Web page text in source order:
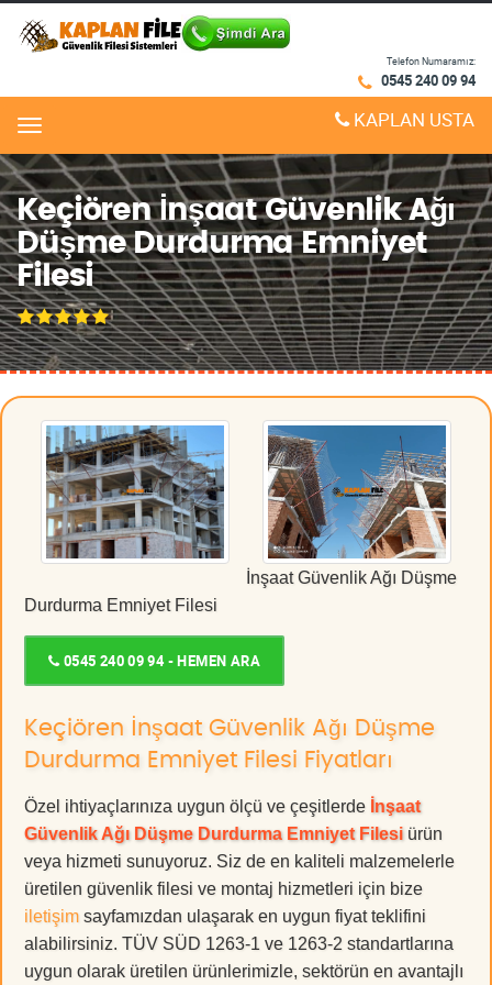
Telefon Numaramız:
0545 240 09 94
Menu KAPLAN USTA
Keçiören İnşaat Güvenlik Ağı
Düşme Durdurma Emniyet
Filesi
İnşaat Güvenlik Ağı Düşme
Durdurma Emniyet Filesi
0545 240 09 94 - HEMEN ARA
Keçiören İnşaat Güvenlik Ağı Düşme
Durdurma Emniyet Filesi Fiyatları
Özel ihtiyaçlarınıza uygun ölçü ve çeşitlerde İnşaat
Güvenlik Ağı Düşme Durdurma Emniyet Filesi ürün
veya hizmeti sunuyoruz. Siz de en kaliteli malzemelerle
üretilen güvenlik filesi ve montaj hizmetleri için bize
iletişim sayfamızdan ulaşarak en uygun fiyat teklifini
alabilirsiniz. TÜV SÜD 1263-1 ve 1263-2 standartlarına
uygun olarak üretilen ürünlerimizle, sektörün en avantajlı